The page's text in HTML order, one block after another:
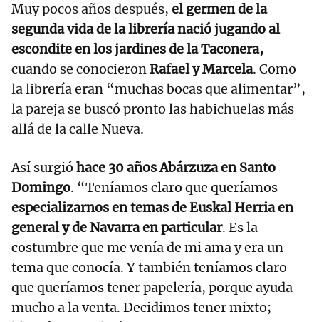
Muy pocos años después, el germen de la
segunda vida de la librería nació jugando al
escondite en los jardines de la Taconera,
cuando se conocieronRafael y Marcela. Como
la librería eran “muchas bocas que alimentar”,
la pareja se buscó pronto las habichuelas más
allá de la calle Nueva.
Así surgió hace 30 años Abárzuza en Santo
Domingo. “Teníamos claro que queríamos
especializarnos en temas de Euskal Herria en
general y de Navarra en particular. Es la
costumbre que me venía de mi ama y era un
tema que conocía. Y también teníamos claro
que queríamos tener papelería, porque ayuda
mucho a la venta. Decidimos tener mixto;